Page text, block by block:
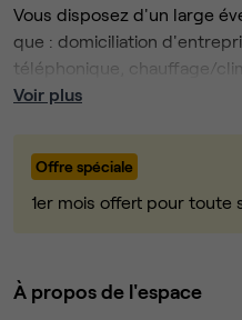
Vous disposez d'un large
que : domiciliation
téléphonique, chauffage/
nettoyage...
organisés !
Le centre est sécurisé les
Localisation :
Situé au cœur de Lyon
Voir plus
Offre spéciale
1er mois offert pour toute
À propos de l'espace